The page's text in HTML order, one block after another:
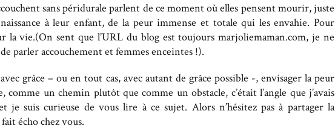
sans péridurale parlent de ce moment où elles pensent mourir, juste
à leur enfant, de la peur immense et totale qui les envahie. Pour
la vie.(On sent que l’URL du blog est toujours marjoliemaman.com, je ne
parler accouchement et femmes enceintes !).
grâce – ou en tout cas, avec autant de grâce possible -, envisager la peur
comme un chemin plutôt que comme un obstacle, c’était l’angle que j’avais
je suis curieuse de vous lire à ce sujet. Alors n’hésitez pas à partager la
écho chez vous.